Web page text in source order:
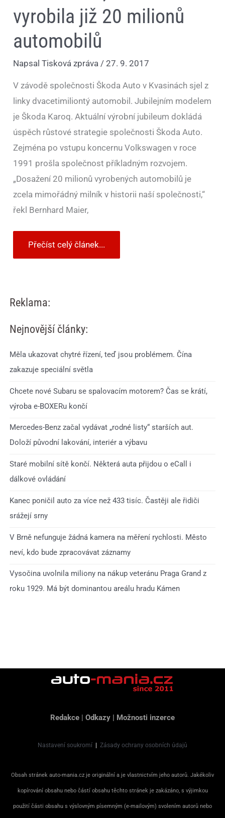
vyrobila již 20 milionů
automobilů
NapsalTisková zpráva/27. 9. 2017
V závodě společnosti Škoda Auto v Kvasinách sjel z
linky dvacetimiliontý automobil. Jubilejním modelem
je Škoda Karoq. Aktuální výrobní jubileum dokládá
úspěch růstové strategie společnosti Škoda Auto.
Zejména po vstupu koncernu Volkswagen v roce
1991 prošla společnost příkladným rozvojem.
„Dosažení 20 milionů vyrobených automobilů je
zcela mimořádný milník v historii naší společnosti,“
řekl Bernhard Maier,
Přečíst celý článek...
Reklama:
Nejnovější články:
Měla ukazovat chytré řízení, teď jsou problémem. Čína
zakazuje speciální světla
Chcete nové Subaru se spalovacím motorem? Čas se krátí,
výroba e-BOXERu končí
Mercedes-Benz začal vydávat „rodné listy“ starších aut.
Doloží původní lakování, interiér a výbavu
Staré mobilní sítě končí. Některá auta přijdou o eCall i
dálkové ovládání
Kanec poničil auto za více než 433 tisíc. Častěji ale řidiči
srážejí srny
V Brně nefunguje žádná kamera na měření rychlosti. Město
neví, kdo bude zpracovávat záznamy
Vysočina uvolnila miliony na nákup veteránu Praga Grand z
roku 1929. Má být dominantou areálu hradu Kámen
Redakce | Odkazy | Možnosti inzerce
Nastavení soukromí Zásady ochrany osobních údajů
Obsah stránek auto-mania.cz je originální a je vlastnictvím jeho autorů. Jakékoliv
kopírování obsahu nebo částí obsahu těchto stránek je zakázáno, s výjimkou
použití části obsahu s výslovným písemným (e-mailovým) svolením autorů nebo